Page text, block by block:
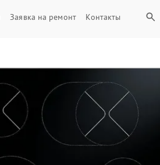
Заявка на ремонт Контакты